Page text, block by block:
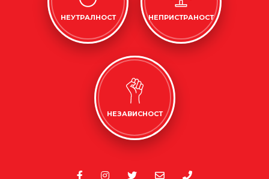
НЕУТРАЛНОСТ НЕПРИСТРАНОСТ
НЕЗАВИСНОСТ